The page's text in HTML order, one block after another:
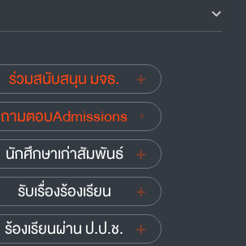
ร่วมสนับสนุน มจธ.
ถามตอบAdmissions
นักศึกษาเก่าสัมพันธ์
รับเรื่องร้องเรียน
ร้องเรียนผ่าน ป.ป.ช.